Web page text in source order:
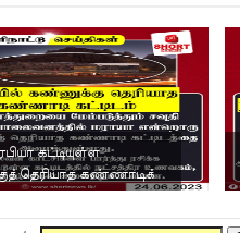
கட்டியுள்ள
தெரியாத கண்ணாடிக்